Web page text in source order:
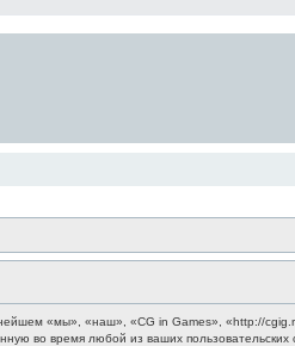
«мы», «наш», «CG in Games», «http://
во время любой из ваших